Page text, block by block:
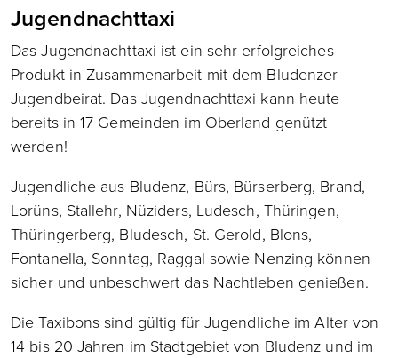
Jugendnachttaxi
Das Jugendnachttaxi ist ein sehr erfolgreiches
Produkt in Zusammenarbeit mit dem Bludenzer
Jugendbeirat. Das Jugendnachttaxi kann heute
bereits in 17 Gemeinden im Oberland genützt
werden!
Jugendliche aus Bludenz, Bürs, Bürserberg, Brand,
Lorüns, Stallehr, Nüziders, Ludesch, Thüringen,
Thüringerberg, Bludesch, St. Gerold, Blons,
Fontanella, Sonntag, Raggal sowie Nenzing können
sicher und unbeschwert das Nachtleben genießen.
Die Taxibons sind gültig für Jugendliche im Alter von
14 bis 20 Jahren im Stadtgebiet von Bludenz und im